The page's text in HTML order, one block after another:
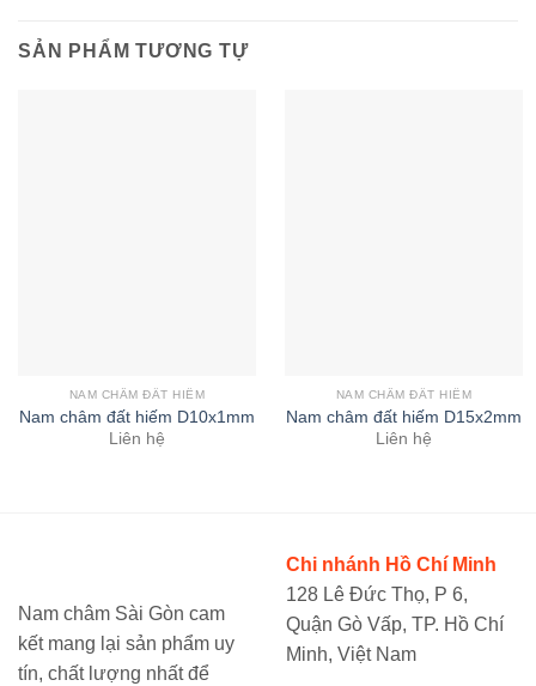
SẢN PHẨM TƯƠNG TỰ
NAM CHÂM ĐẤT HIẾM
Nam châm đất hiếm D10x1mm
Liên hệ
NAM CHÂM ĐẤT HIẾM
Nam châm đất hiếm D15x2mm
Liên hệ
Nam châm Sài Gòn cam
kết mang lại sản phẩm uy
tín, chất lượng nhất để
Chi nhánh Hồ Chí Minh
128 Lê Đức Thọ, P 6,
Quận Gò Vấp, TP. Hồ Chí
Minh, Việt Nam